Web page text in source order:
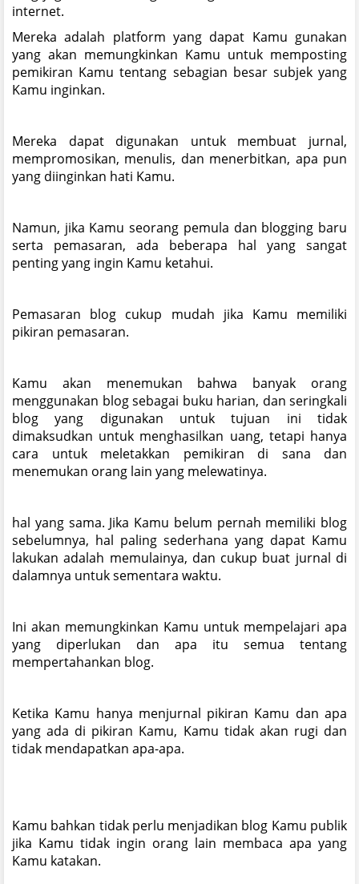
internet.
Mereka adalah platform yang dapat Kamu gunakan
yang akan memungkinkan Kamu untuk memposting
pemikiran Kamu tentang sebagian besar subjek yang
Kamu inginkan.
Mereka dapat digunakan untuk membuat jurnal,
mempromosikan, menulis, dan menerbitkan, apa pun
yang diinginkan hati Kamu.
Namun, jika Kamu seorang pemula dan blogging baru
serta pemasaran, ada beberapa hal yang sangat
penting yang ingin Kamu ketahui.
Pemasaran blog cukup mudah jika Kamu memiliki
pikiran pemasaran.
Kamu akan menemukan bahwa banyak orang
menggunakan blog sebagai buku harian, dan seringkali
blog yang digunakan untuk tujuan ini tidak
dimaksudkan untuk menghasilkan uang, tetapi hanya
cara untuk meletakkan pemikiran di sana dan
menemukan orang lain yang melewatinya.
hal yang sama. Jika Kamu belum pernah memiliki blog
sebelumnya, hal paling sederhana yang dapat Kamu
lakukan adalah memulainya, dan cukup buat jurnal di
dalamnya untuk sementara waktu.
Ini akan memungkinkan Kamu untuk mempelajari apa
yang diperlukan dan apa itu semua tentang
mempertahankan blog.
Ketika Kamu hanya menjurnal pikiran Kamu dan apa
yang ada di pikiran Kamu, Kamu tidak akan rugi dan
tidak mendapatkan apa-apa.
Kamu bahkan tidak perlu menjadikan blog Kamu publik
jika Kamu tidak ingin orang lain membaca apa yang
Kamu katakan.